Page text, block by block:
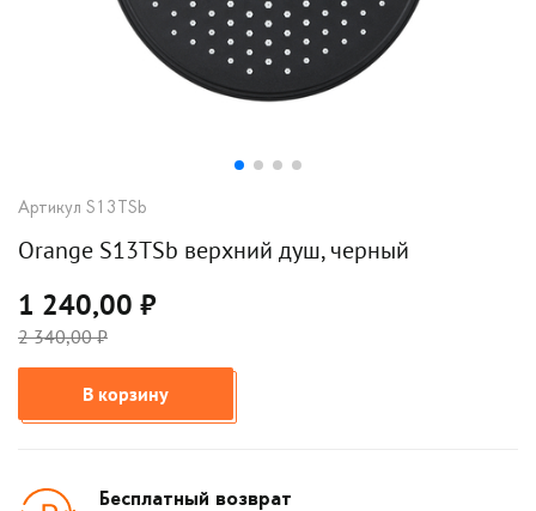
Артикул S13TSb
Orange S13TSb верхний душ, черный
1 240,00 ₽
2 340,00 ₽
В корзину
Бесплатный возврат